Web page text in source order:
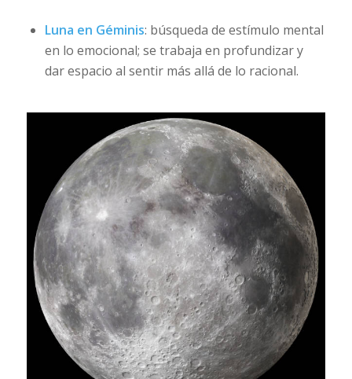
Luna en Géminis: búsqueda de estímulo mental
en lo emocional; se trabaja en profundizar y
dar espacio al sentir más allá de lo racional.